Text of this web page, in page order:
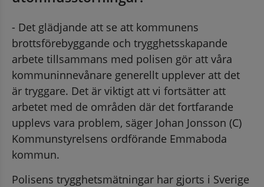
- Det glädjande att se att kommunens
brottsförebyggande och trygghetsskapande
arbete tillsammans med polisen gör att våra
kommuninnevånare generellt upplever att det
är tryggare. Det är viktigt att vi fortsätter att
arbetet med de områden där det fortfarande
upplevs vara problem, säger Johan Jonsson (C)
Kommunstyrelsens ordförande Emmaboda
kommun.
Polisens trygghetsmätningar har gjorts i Sverige